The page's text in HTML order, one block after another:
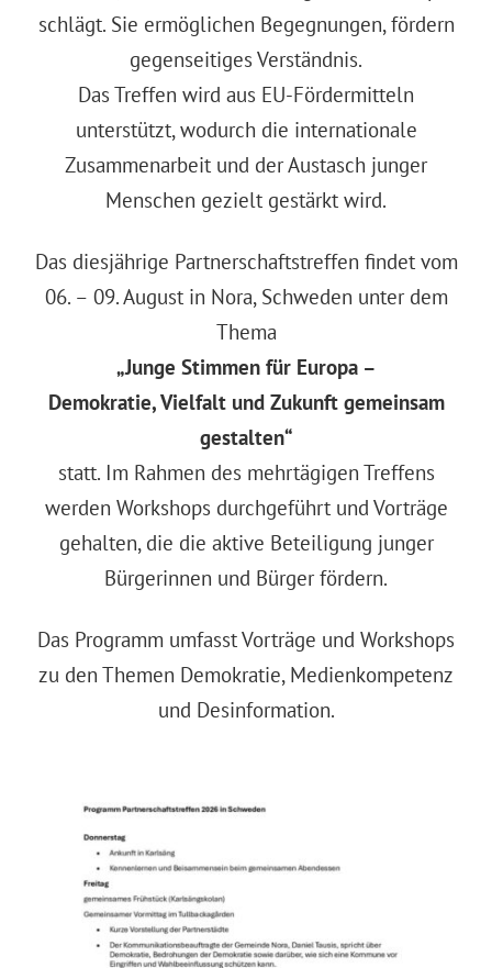
schlägt. Sie ermöglichen Begegnungen, fördern
gegenseitiges Verständnis.
Das Treffen wird aus EU-Fördermitteln
unterstützt, wodurch die internationale
Zusammenarbeit und der Austasch junger
Menschen gezielt gestärkt wird.
Das diesjährige Partnerschaftstreffen findet vom
06. – 09. August in Nora, Schweden unter dem
Thema
„Junge Stimmen für Europa –
Demokratie, Vielfalt und Zukunft gemeinsam
gestalten“
statt. Im Rahmen des mehrtägigen Treffens
werden Workshops durchgeführt und Vorträge
gehalten, die die aktive Beteiligung junger
Bürgerinnen und Bürger fördern.
Das Programm umfasst Vorträge und Workshops
zu den Themen Demokratie, Medienkompetenz
und Desinformation.